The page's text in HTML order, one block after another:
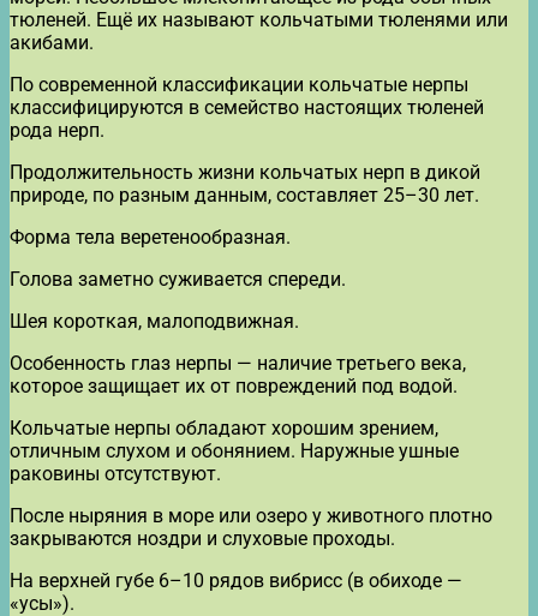
тюленей. Ещё их называют кольчатыми тюленями или
акибами.
По современной классификации кольчатые нерпы
классифицируются в семейство настоящих тюленей
рода нерп.
Продолжительность жизни кольчатых нерп в дикой
природе, по разным данным, составляет 25–30 лет.
Форма тела веретенообразная.
Голова заметно суживается спереди.
Шея короткая, малоподвижная.
Особенность глаз нерпы — наличие третьего века,
которое защищает их от повреждений под водой.
Кольчатые нерпы обладают хорошим зрением,
отличным слухом и обонянием. Наружные ушные
раковины отсутствуют.
После ныряния в море или озеро у животного плотно
закрываются ноздри и слуховые проходы.
На верхней губе 6–10 рядов вибрисс (в обиходе —
«усы»).